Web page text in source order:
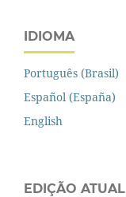
IDIOMA
Português (Brasil)
Español (España)
English
EDIÇÃO ATUAL